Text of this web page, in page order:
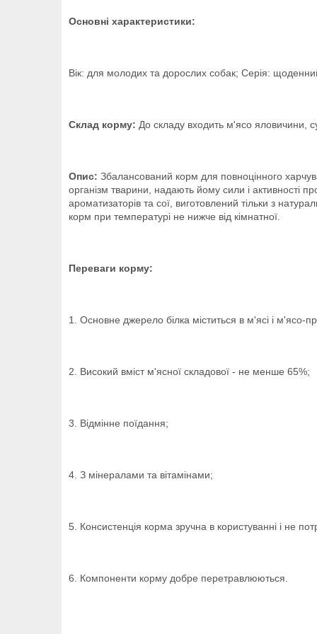
Основні характеристики:
Вік: для молодих та дорослих собак; Серія:
Склад корму: До складу входить м'ясо яловичини,
Опис: Збалансований корм для повноцінного
організм тварини, надають йому сили і активності
ароматизаторів та сої, виготовлений тільки з
корм при температурі не нижче від кімнатної.
Переваги корму:
1. Основне джерело білка міститься в м'ясі і м'ясо-
2. Високий вміст м'ясної складової - не менше 65%;
3. Відмінне поїдання;
4. З мінералами та вітамінами;
5. Консистенція корма зручна в користуванні і не
6. Компоненти корму добре перетравлюються.